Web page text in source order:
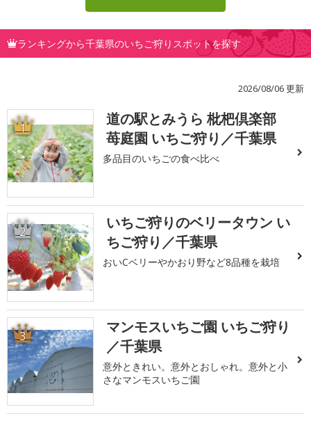
ランキングから千葉県のいちご狩りスポットを探す
2026/08/06 更新
1
道の駅とみうら 枇杷倶楽部
苺庭園 いちご狩り／千葉県
多品目のいちごの食べ比べ
2
いちご狩りのベリータウン い
ちご狩り／千葉県
おいCベリーやかおり野など8品種を栽培
3
マンモスいちご園 いちご狩り
／千葉県
意外ときれい。意外とおしゃれ。意外と小
さなマンモスいちご園